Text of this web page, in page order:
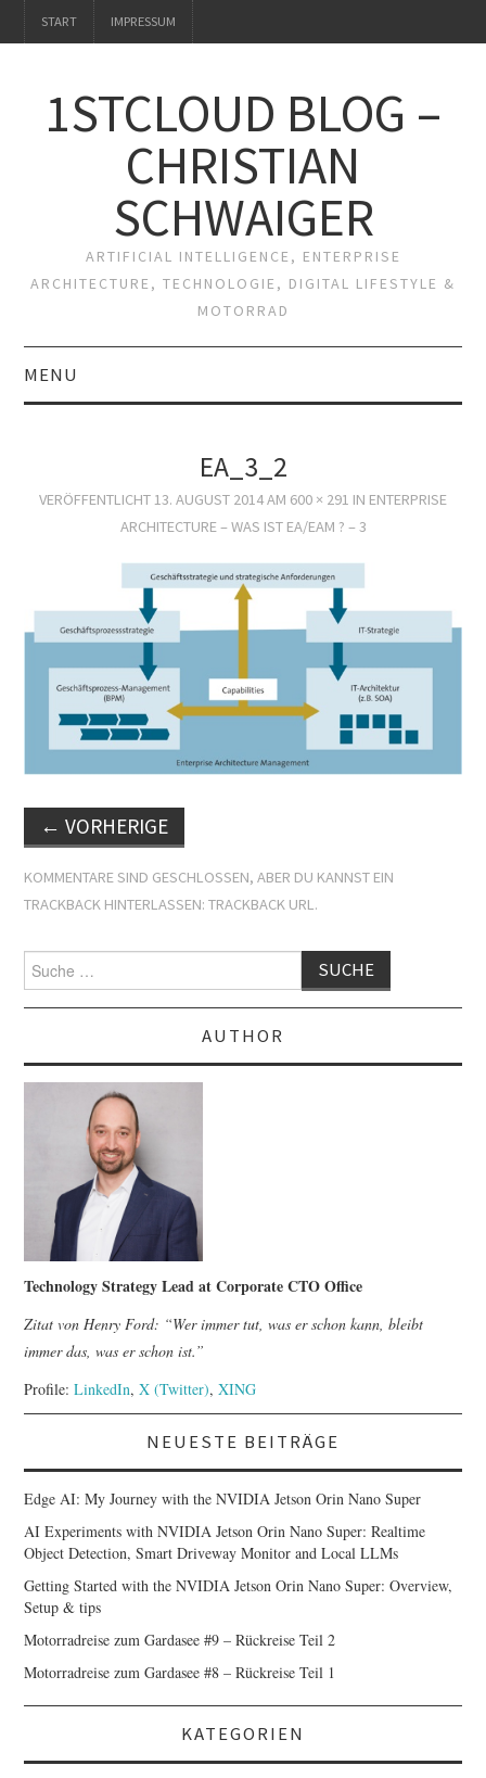
START IMPRESSUM
1STCLOUD BLOG –
CHRISTIAN
SCHWAIGER
ARTIFICIAL INTELLIGENCE, ENTERPRISE
ARCHITECTURE, TECHNOLOGIE, DIGITAL LIFESTYLE &
MOTORRAD
MENU
EA_3_2
VERÖFFENTLICHT13. AUGUST 2014AM 600 × 291 IN ENTERPRISE
ARCHITECTURE – WAS IST EA/EAM ? – 3
← VORHERIGE
KOMMENTARE SIND GESCHLOSSEN, ABER DU KANNST EIN
TRACKBACK HINTERLASSEN:TRACKBACK URL .
nach:
AUTHOR
Technology Strategy Lead at Corporate CTO Office
Zitat von Henry Ford: “Wer immer tut, was er schon kann, bleibt
immer das, was er schon ist.”
Profile:LinkedIn,X (Twitter),XING
NEUESTE BEITRÄGE
Edge AI: My Journey with the NVIDIA Jetson Orin Nano Super
AI Experiments with NVIDIA Jetson Orin Nano Super: Realtime
Object Detection, Smart Driveway Monitor and Local LLMs
Getting Started with the NVIDIA Jetson Orin Nano Super: Overview,
Setup & tips
Motorradreise zum Gardasee #9 – Rückreise Teil 2
Motorradreise zum Gardasee #8 – Rückreise Teil 1
KATEGORIEN